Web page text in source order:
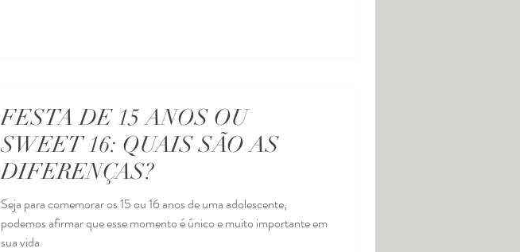
FESTA DE 15 ANOS OU
SWEET 16: QUAIS SÃO AS
DIFERENÇAS?
Seja para comemorar os 15 ou 16 anos de uma adolescente,
podemos afirmar que esse momento é único e muito importante em
sua vida